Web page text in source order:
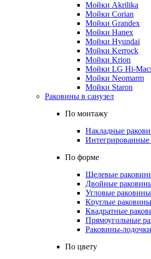
Мойки Akrilika
Мойки Corian
Мойки Grandex
Мойки Hanex
Мойки Hyundai
Мойки Kerrock
Мойки Krion
Мойки LG Hi-
Мойки Neomarm
Мойки Staron
Раковины в санузел
По монтажу
Накладные
По форме
Щелевые
Двойные
Угловые раковины
Круглые раковины
Квадратные
Прямоугольные
Раковины-лодочки
По цвету